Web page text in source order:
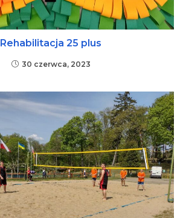
Rehabilitacja 25 plus
30 czerwca, 2023